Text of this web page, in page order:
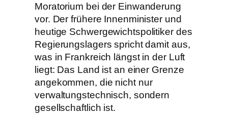
Moratorium bei der Einwanderung
vor. Der frühere Innenminister und
heutige Schwergewichtspolitiker des
Regierungslagers spricht damit aus,
was in Frankreich längst in der Luft
liegt: Das Land ist an einer Grenze
angekommen, die nicht nur
verwaltungstechnisch, sondern
gesellschaftlich ist.